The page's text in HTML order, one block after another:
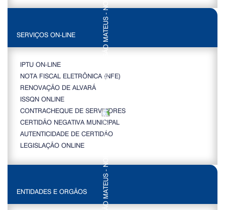
SERVIÇOS ON-LINE
IPTU ON-LINE
NOTA FISCAL ELETRÔNICA (NFE)
RENOVAÇÃO DE ALVARÁ
ISSQN ONLINE
CONTRACHEQUE DE SERVIDORES
CERTIDÃO NEGATIVA MUNICIPAL
AUTENTICIDADE DE CERTIDÃO
LEGISLAÇÃO ONLINE
ENTIDADES E ORGÃOS